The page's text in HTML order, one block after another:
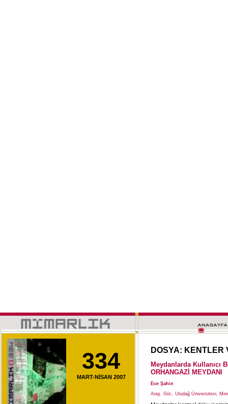
334
MART-NİSAN 2007
DOSYA: KENTLER
Meydanlarda Kullanıcı
ORHANGAZİ MEYDANI
Ece Şahin
Araş. Gör., Uludağ Üniversitesi,